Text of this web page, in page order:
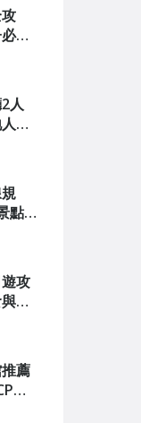
次
人
私
點
深
攻
行
薦
值
站